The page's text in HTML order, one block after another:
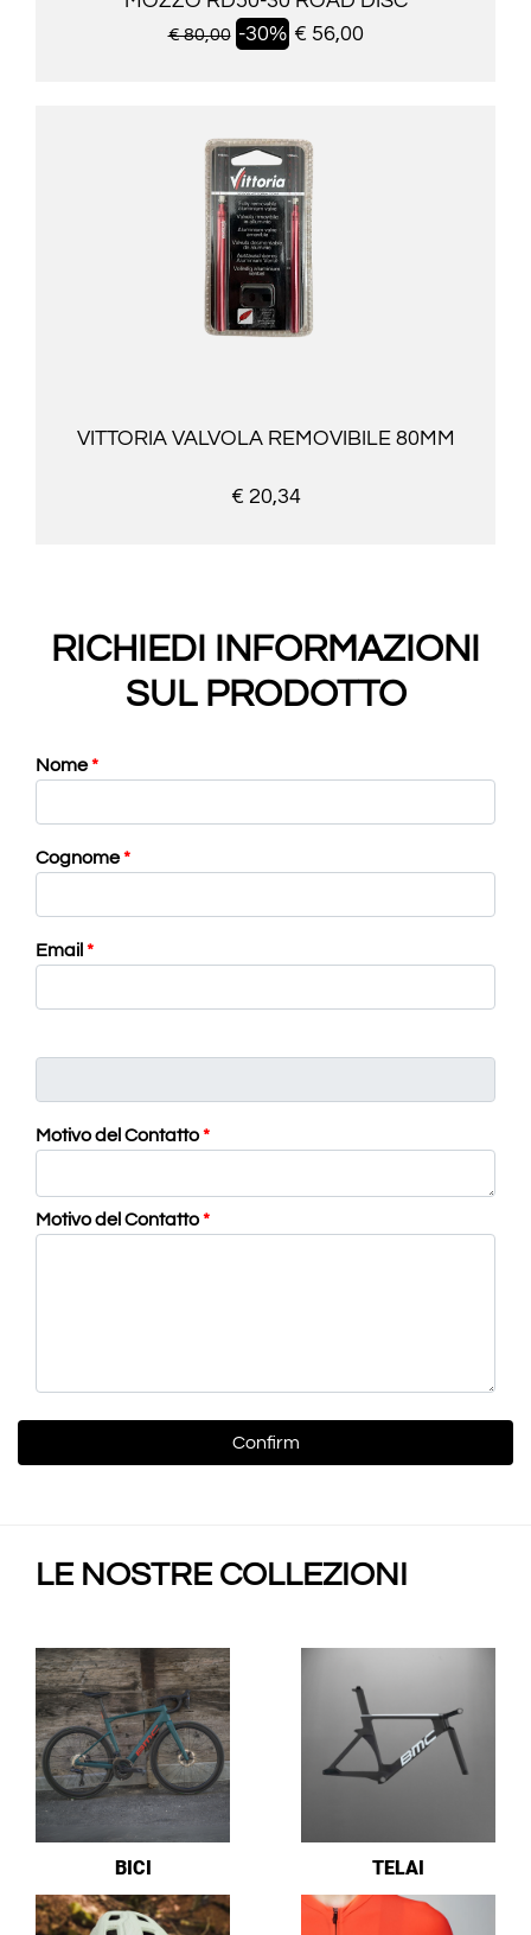
€ 80,00 -30% € 56,00
VITTORIA VALVOLA REMOVIBILE 80MM
€ 20,34
RICHIEDI INFORMAZIONI
SUL PRODOTTO
Nome*
Cognome*
Email *
Motivo del Contatto*
Motivo del Contatto*
LE NOSTRE COLLEZIONI
BICI TELAI